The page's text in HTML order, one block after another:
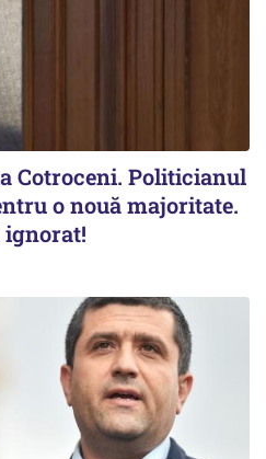
Cotroceni. Politicianul
o nouă majoritate.
ignorat!